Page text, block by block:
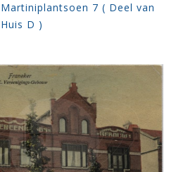
Martiniplantsoen 7 ( Deel van
Huis D )